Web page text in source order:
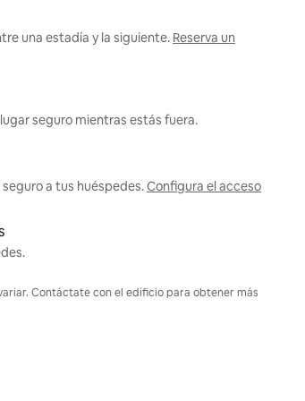
una estadía y la siguiente. Reserva un
seguro mientras estás fuera.
a tus huéspedes.Configura el acceso
Contáctate con el edificio para obtener más